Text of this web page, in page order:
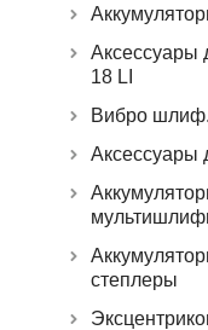
Аксессуары
18 LI
Вибро
Аксессуары
степлеры